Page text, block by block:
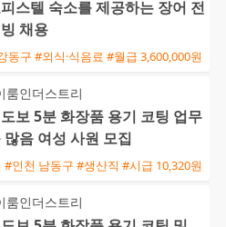
스텔 숙소를 제공하는 장어 전
채용
동구 #외식·식음료 #월급 3,600,000원
룸인더스트리
보 5분 화장품 용기 코팅 업무
음 여성 사원 모집
#인천 남동구 #생산직 #시급 10,320원
룸인더스트리